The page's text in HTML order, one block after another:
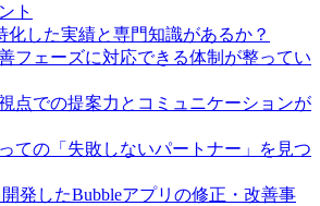
ト
化した実績と専門知識があるか？
フェーズに対応できる体制が整ってい
点での提案力とコミュニケーションが
ての「失敗しないパートナー」を見つ
発したBubbleアプリの修正・改善事